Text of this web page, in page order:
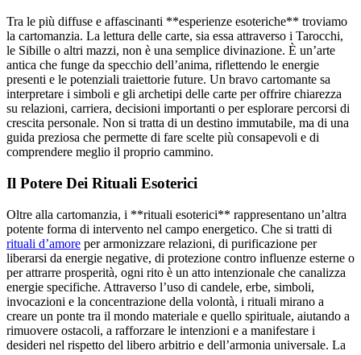
Tra le più diffuse e affascinanti **esperienze esoteriche** troviamo
la cartomanzia. La lettura delle carte, sia essa attraverso i Tarocchi,
le Sibille o altri mazzi, non è una semplice divinazione. È un’arte
antica che funge da specchio dell’anima, riflettendo le energie
presenti e le potenziali traiettorie future. Un bravo cartomante sa
interpretare i simboli e gli archetipi delle carte per offrire chiarezza
su relazioni, carriera, decisioni importanti o per esplorare percorsi di
crescita personale. Non si tratta di un destino immutabile, ma di una
guida preziosa che permette di fare scelte più consapevoli e di
comprendere meglio il proprio cammino.
Il Potere Dei Rituali Esoterici
Oltre alla cartomanzia, i **rituali esoterici** rappresentano un’altra
potente forma di intervento nel campo energetico. Che si tratti di
rituali d’amore per armonizzare relazioni, di purificazione per
liberarsi da energie negative, di protezione contro influenze esterne o
per attrarre prosperità, ogni rito è un atto intenzionale che canalizza
energie specifiche. Attraverso l’uso di candele, erbe, simboli,
invocazioni e la concentrazione della volontà, i rituali mirano a
creare un ponte tra il mondo materiale e quello spirituale, aiutando a
rimuovere ostacoli, a rafforzare le intenzioni e a manifestare i
desideri nel rispetto del libero arbitrio e dell’armonia universale. La